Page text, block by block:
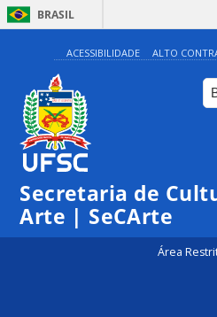
BRASIL
ACESSIBILIDADE ALTO
Secretaria de
Arte | SeCArte
Área
0:00
1:00